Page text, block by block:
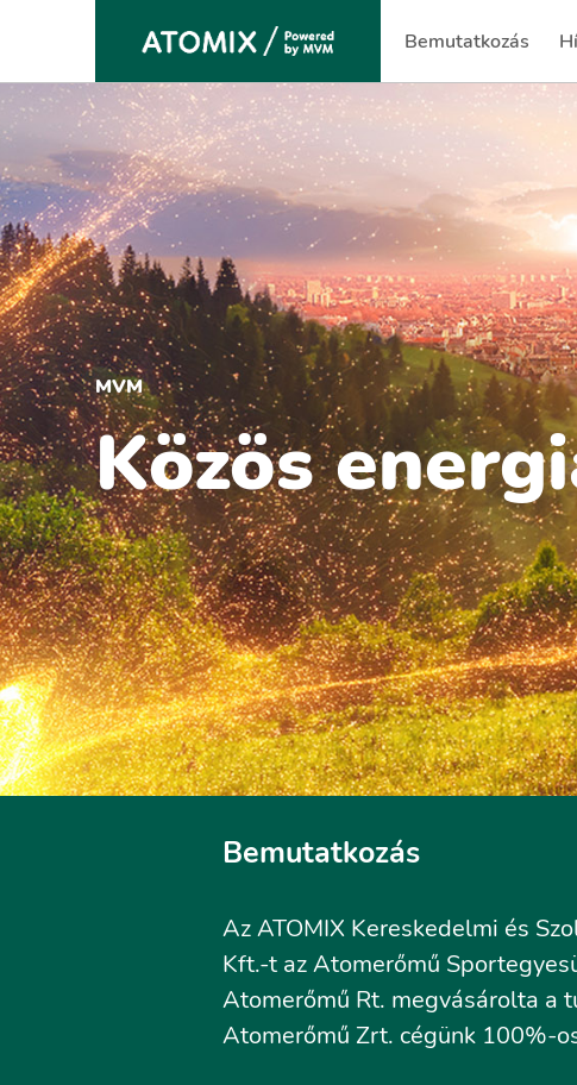
Bemutatkozás
(current)
MVM
Közös
Bemutatkozás
Az ATOMIX Kereskedelmi és
Kft.-t az Atomerőmű
Atomerőmű Rt. megvásárolta a
Atomerőmű Zrt. cégünk 100%-